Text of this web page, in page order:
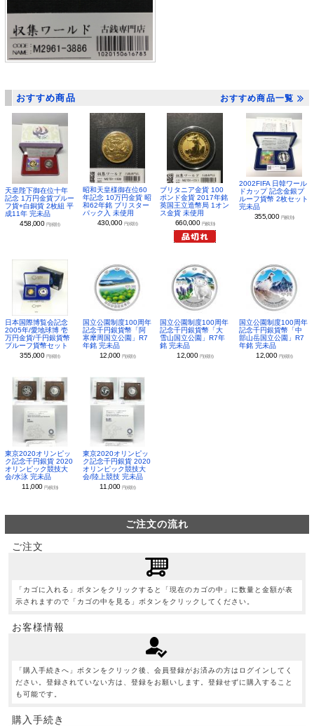
おすすめ商品 おすすめ商品一覧
天皇陛下御在位十年
記念 1万円金貨プルー
フ貨+白銅貨 2枚組 平
成11年 完未品
458,000 円(税別)
昭和天皇様御在位60
年記念 10万円金貨 昭
和62年銘 ブリスター
パック入 未使用
430,000 円(税別)
ブリタニア金貨 100
ポンド金貨 2017年銘
英国王立造幣局 1オン
ス金貨 未使用
660,000 円(税別)
2002FIFA 日韓ワール
ドカップ 記念金銀プ
ルーフ貨幣 2枚セット
完未品
355,000 円(税別)
日本国際博覧会記念
2005年/愛地球博 壱
万円金貨/千円銀貨幣
プルーフ貨幣セット
355,000 円(税別)
国立公園制度100周年
記念千円銀貨幣「阿
寒摩周国立公園」R7
年銘 完未品
12,000 円(税別)
国立公園制度100周年
記念千円銀貨幣「大
雪山国立公園」R7年
銘 完未品
12,000 円(税別)
国立公園制度100周年
記念千円銀貨幣「中
部山岳国立公園」R7
年銘 完未品
12,000 円(税別)
東京2020オリンピッ
ク記念千円銀貨 2020
オリンピック競技大
会/水泳 完未品
11,000円(税別)
東京2020オリンピッ
ク記念千円銀貨 2020
オリンピック競技大
会/陸上競技 完未品
11,000 円(税別)
ご注文の流れ
ご注文
「カゴに入れる」ボタンをクリックすると「現在のカゴの中」に数量と金額が表
示されますので「カゴの中を見る」ボタンをクリックしてください。
お客様情報
「購入手続きへ」ボタンをクリック後、会員登録がお済みの方はログインしてく
ださい。登録されていない方は、登録をお願いします。登録せずに購入すること
も可能です。
購入手続き